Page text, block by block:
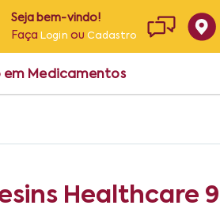
Seja bem-vindo!
Faça Login ouCadastro
em Medicamentos
Healthcare